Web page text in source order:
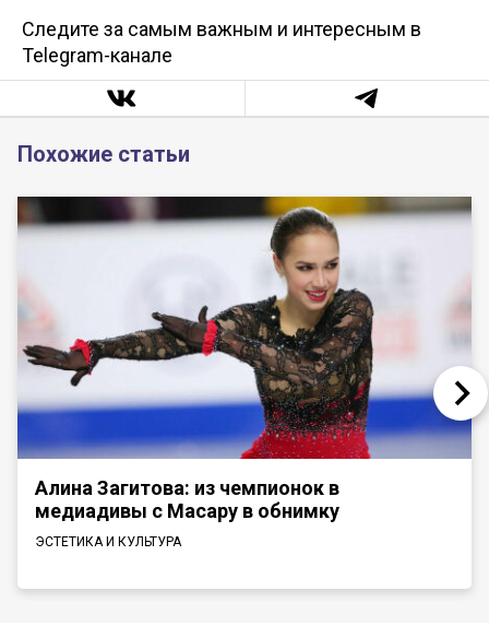
Следите за самым важным и интересным в
Telegram-канале
Похожие статьи
Алина Загитова: из чемпионок в
медиадивы с Масару в обнимку
ЭСТЕТИКА И КУЛЬТУРА